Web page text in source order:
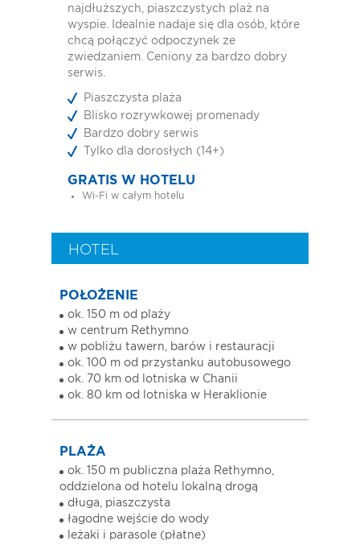
najdłuższych, piaszczystych plaż na
wyspie. Idealnie nadaje się dla osób, które
chcą połączyć odpoczynek ze
zwiedzaniem. Ceniony za bardzo dobry
serwis.
Piaszczysta plaża
Blisko rozrywkowej promenady
Bardzo dobry serwis
Tylko dla dorosłych (14+)
GRATIS W HOTELU
Wi-Fi w całym hotelu
HOTEL
POŁOŻENIE
ok. 150 m od plaży
w centrum Rethymno
w pobliżu tawern, barów i restauracji
ok. 100 m od przystanku autobusowego
ok. 70 km od lotniska w Chanii
ok. 80 km od lotniska w Heraklionie
PLAŻA
ok. 150 m publiczna plaża Rethymno,
oddzielona od hotelu lokalną drogą
długa, piaszczysta
łagodne wejście do wody
leżaki i parasole (płatne)